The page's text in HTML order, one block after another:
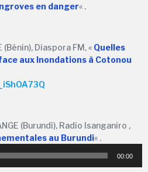
en danger« .
Diaspora FM, « Quelles
aux Inondations à Cotonou
(Burundi), Radio Isanganiro ,
au Burundi« .
00:00